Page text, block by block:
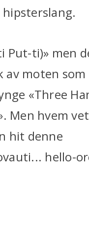
Put-ti)» men
moten som
«Three
Men hvem
hit denne
hello-